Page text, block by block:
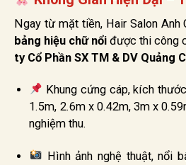
Ngay từ mặt tiền, Hair Salon Anh
bảng hiệu chữ nổi được thi công
ty Cổ Phần SX TM & DV Quảng
Khung cứng cáp, kích
1.5m, 2.6m x 0.42m, 3m x
nghiệm thu.
Hình ảnh nghệ thuật, nổi